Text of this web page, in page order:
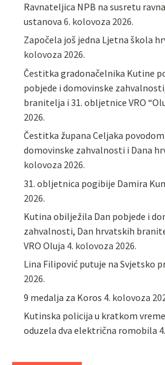
Ravnateljica NPB na susretu
ustanova 6. kolovoza 2026.
Započela još jedna Ljetna škola
kolovoza 2026.
Čestitka gradonačelnika Kutine
pobjede i domovinske
branitelja i 31. obljetnice VRO
2026.
Čestitka župana Celjaka
domovinske zahvalnosti i Dana
kolovoza 2026.
31. obljetnica pogibije Damira
2026.
Kutina obilježila Dan pobjede i
zahvalnosti, Dan hrvatskih
VRO Oluja 4. kolovoza 2026.
Lina Filipović putuje na Svjetsko
2026.
9 medalja za Koros 4. kolovoza
Kutinska policija u kratkom
oduzela dva električna romobila